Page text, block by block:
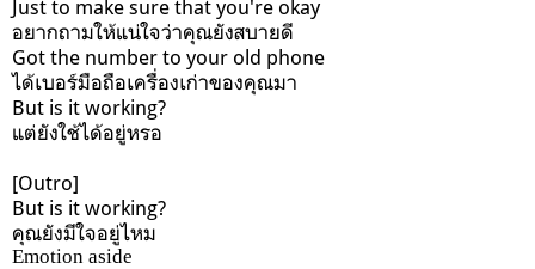
Just to make sure that you're okay
อยากถามให้แน่ใจว่าคุณยังสบายดี
Got the number to your old phone
ได้เบอร์มือถือเครื่องเก่าของคุณมา
But is it working?
แต่ยังใช้ได้อยู่หรอ
[Outro]
But is it working?
คุณยังมีใจอยู่ไหม
Emotion aside